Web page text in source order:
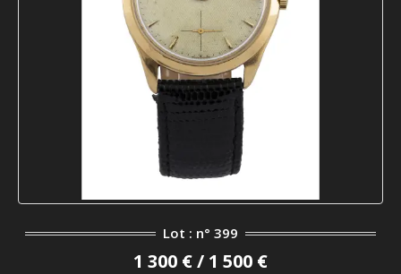
Lot : n° 399
1 300 € / 1 500 €